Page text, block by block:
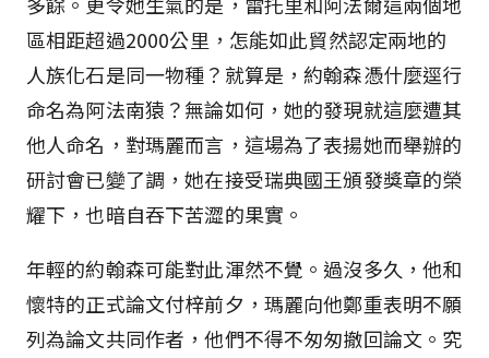
區相距超過2000公里，怎能如此貿然認定兩地的
人族化石是同一物種？就算是，約翰森憑什麼逕行
命名為阿法南猿？無論如何，她的發現就這麼遭其
他人命名，對瑪麗而言，這場為了表揚她而舉辦的
研討會已變了調，她在接受瑞典國王頒發獎章的榮
耀下，也暗自吞下苦澀的果實。
年輕的約翰森可能對此渾然不覺。過沒多久，他和
懷特的正式論文付梓前夕，瑪麗向他鄭重表明不願
列為論文共同作者，他們不得不匆匆撤回論文。究